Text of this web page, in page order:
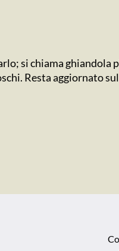
si chiama ghiandola
Resta aggiornato